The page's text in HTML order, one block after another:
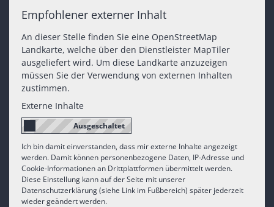
Empfohlener externer Inhalt
An dieser Stelle finden Sie eine OpenStreetMap
Landkarte, welche über den Dienstleister MapTiler
ausgeliefert wird. Um diese Landkarte anzuzeigen
müssen Sie der Verwendung von externen Inhalten
zustimmen.
Externe Inhalte
Ich bin damit einverstanden, dass mir externe Inhalte angezeigt
werden. Damit können personenbezogene Daten, IP-Adresse und
Cookie-Informationen an Drittplattformen übermittelt werden.
Diese Einstellung kann auf der Seite mit unserer
Datenschutzerklärung (siehe Link im Fußbereich) später jederzeit
wieder geändert werden.